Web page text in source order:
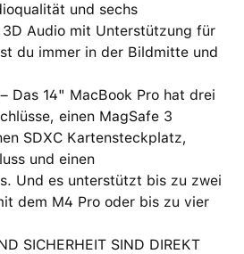
und sechs
Audio mit Unterstützung für
du immer in der Bildmitte und
Das 14" MacBook Pro hat drei
einen MagSafe 3
SDXC Kartensteckplatz,
und einen
Und es unterstützt bis zu zwei
dem M4 Pro oder bis zu vier
SICHERHEIT SIND DIREKT